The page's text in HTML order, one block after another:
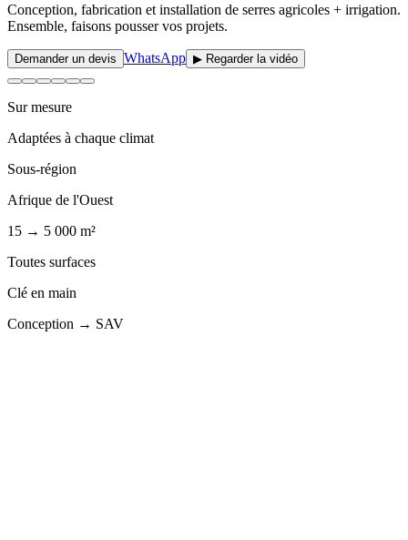
Conception, fabrication et installation de serres agricoles + irrigation.
Ensemble, faisons pousser vos projets.
Demander un devis WhatsApp ▶ Regarder la vidéo
Sur mesure
Adaptées à chaque climat
Sous-région
Afrique de l'Ouest
15 → 5 000 m²
Toutes surfaces
Clé en main
Conception → SAV